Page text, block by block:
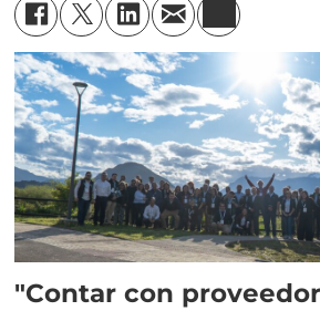
"Contar con